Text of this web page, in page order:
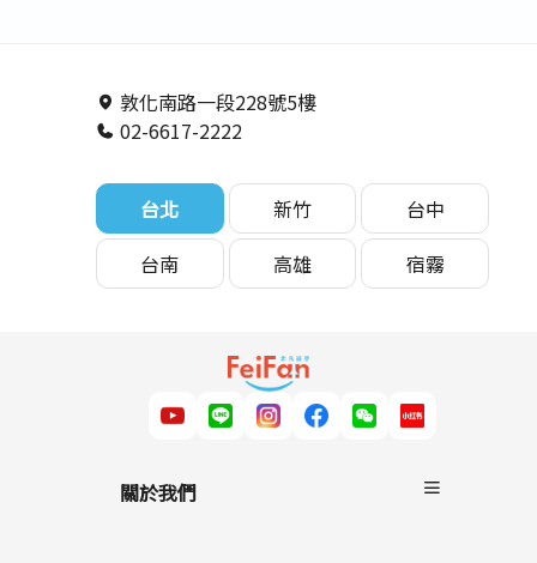
－非凡遊學
凡遊學
台北 新竹
台中
台南
高雄 宿霧
02-6617-2222
敦化南路一段228號5樓
關於我們